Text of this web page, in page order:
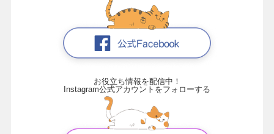
お役立ち情報を配信中！
Instagram公式アカウントをフォローする